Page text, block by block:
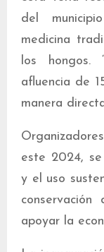
del
medicina
los hongos.
afluencia de
manera
este 2024,
y el uso
apoyar la